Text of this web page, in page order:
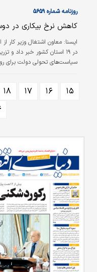
روزنامه شماره ۵۶۵۹
کاهش نرخ بیکاری در
ایسنا: معاون اشتغال وزیر کار
آمار بیکاری می‌گوید: براساس
پاییز سال گذشته، شاهد کاهش
اقتصادی افزایش داشته است و
۱۵ ۱۶ ۱۷ ۱۸